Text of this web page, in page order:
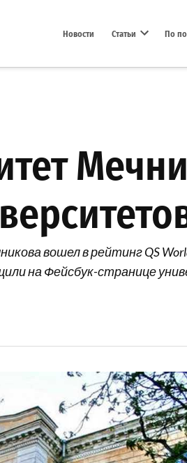
Новости Статьи По
вошел в рейтинг QS
на Фейсбук-странице